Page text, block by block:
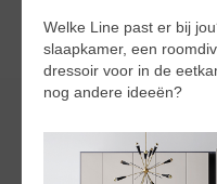
Welke Line past er bij
slaapkamer, een
dressoir voor in de
nog andere ideeën?